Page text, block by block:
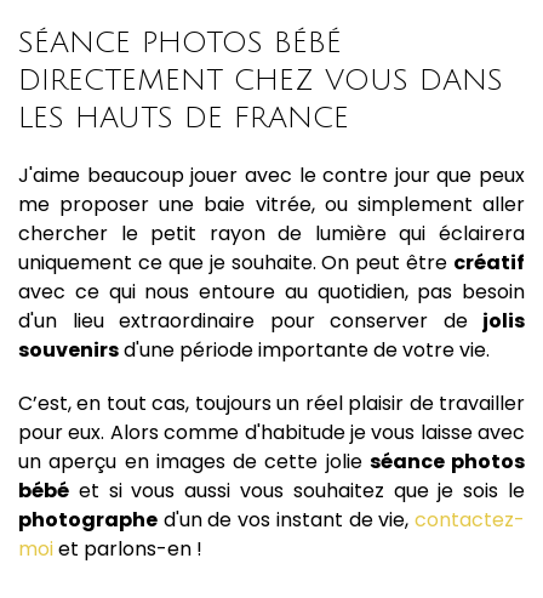
SÉANCE PHOTOS BÉBÉ
DIRECTEMENT CHEZ VOUS DANS
LES HAUTS DE FRANCE
J'aime beaucoup jouer avec le contre jour que peux
me proposer une baie vitrée, ou simplement aller
chercher le petit rayon de lumière qui éclairera
uniquement ce que je souhaite. On peut être créatif
avec ce qui nous entoure au quotidien, pas besoin
d'un lieu extraordinaire pour conserver de jolis
souvenirsd'une période importante de votre vie.
C’est, en tout cas, toujours un réel plaisir de travailler
pour eux. Alors comme d'habitude je vous laisse avec
un aperçu en images de cette jolie séance photos
bébé et si vous aussi vous souhaitez que je sois le
photographe d'un de vos instant de vie, contactez-
moiet parlons-en !